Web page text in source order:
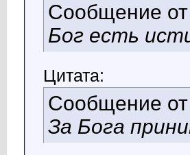
Сообщение от
Бог есть
Цитата:
Сообщение от
За Бога